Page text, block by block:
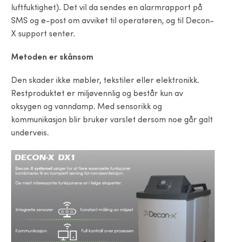
luftfuktighet). Det vil da sendes en alarmrapport på
SMS og e-post om avviket til operatøren, og til Decon-
X support senter.
Metoden er skånsom
Den skader ikke møbler, tekstiler eller elektronikk.
Restproduktet er miljøvennlig og består kun av
oksygen og vanndamp. Med sensorikk og
kommunikasjon blir bruker varslet dersom noe går galt
underveis.